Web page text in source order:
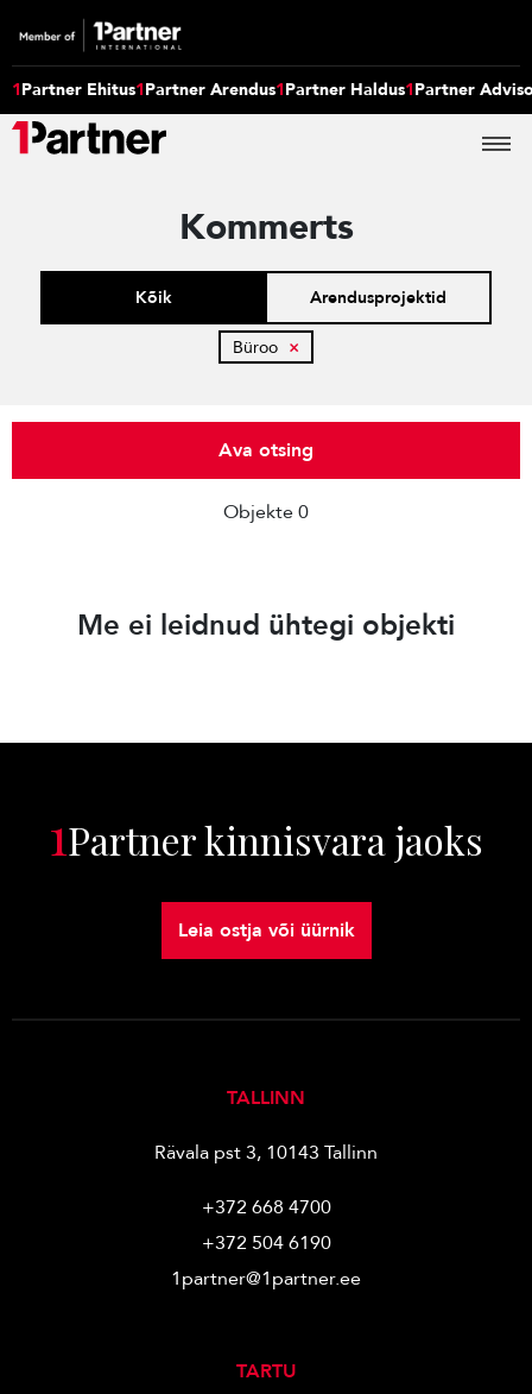
1Partner Ehitus1Partner Arendus1Partner Haldus1Partner
Kommerts
Kõik Arendusprojektid
Büroo ×
Ava otsing
Objekte 0
Me ei leidnud ühtegi objekti
1Partner kinnisvara jaoks
Leia ostja või üürnik
TALLINN
Rävala pst 3, 10143 Tallinn
+372 668 4700
+372 504 6190
1partner@1partner.ee
TARTU